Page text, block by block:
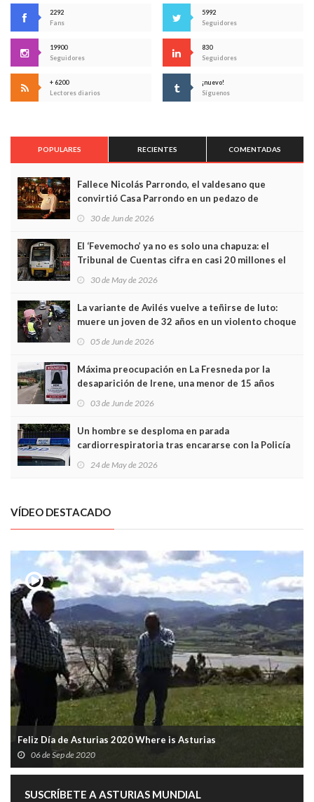
2292
Fans
5992
Seguidores
19900
Seguidores
830
Seguidores
+ 6200
Lectores diarios
¡nuevo!
Síguenos
POPULARES RECIENTES COMENTADAS
Fallece Nicolás Parrondo, el valdesano que
convirtió Casa Parrondo en un pedazo de
Asturias en Madrid
30 de Jun de 2026
El ‘Fevemocho’ ya no es solo una chapuza: el
Tribunal de Cuentas cifra en casi 20 millones el
sobrecoste de los trenes que no cabían por los
30 de May de 2026
La variante de Avilés vuelve a teñirse de luto:
muere un joven de 32 años en un violento choque
frontal
05 de Jun de 2026
Máxima preocupación en La Fresneda por la
desaparición de Irene, una menor de 15 años
03 de Jun de 2026
Un hombre se desploma en parada
cardiorrespiratoria tras encararse con la Policía
Local en Luanco
24 de May de 2026
VÍDEO DESTACADO
Feliz Día de Asturias 2020 Where is Asturias
06 de Sep de 2020
SUSCRÍBETE A ASTURIAS MUNDIAL